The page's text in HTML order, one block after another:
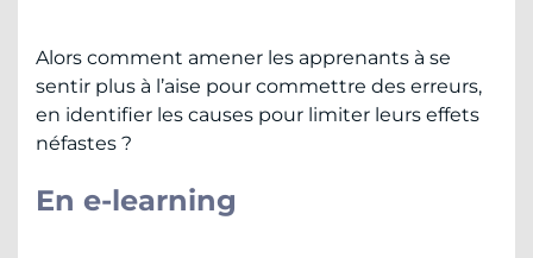
Alors comment amener les apprenants à se
sentir plus à l’aise pour commettre des erreurs,
en identifier les causes pour limiter leurs effets
néfastes ?
En e-learning